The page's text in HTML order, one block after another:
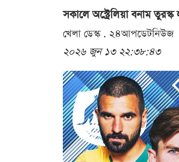
সকালে অস্ট্রেলিয়া বনাম
খেলা ডেস্ক . ২৪আপডেটনিউজ
২০২৬ জুন ১৩ ২২:৩৮:৪৩